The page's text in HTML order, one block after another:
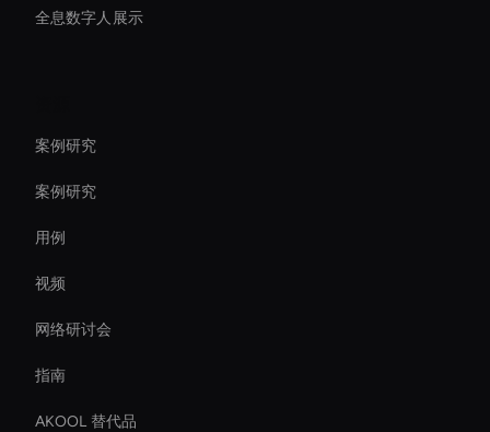
全息数字人展示
案例研究
案例研究
用例
视频
网络研讨会
指南
AKOOL 替代品